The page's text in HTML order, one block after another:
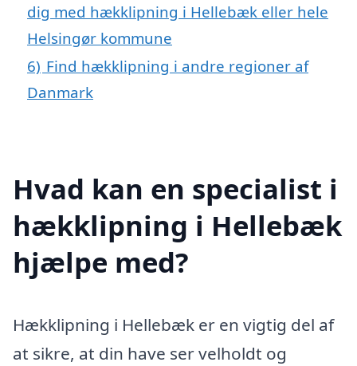
dig med hækklipning i Hellebæk eller hele
Helsingør kommune
6) Find hækklipning i andre regioner af
Danmark
Hvad kan en specialist i
hækklipning i Hellebæk
hjælpe med?
Hækklipning i Hellebæk er en vigtig del af
at sikre, at din have ser velholdt og